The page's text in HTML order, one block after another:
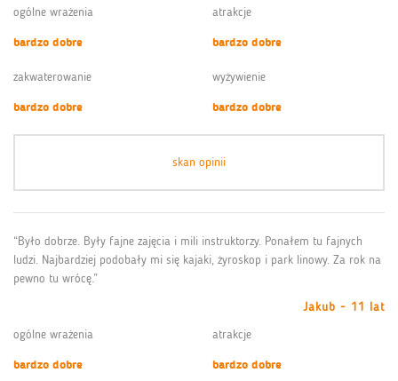
ogólne wrażenia
bardzo dobre
atrakcje
bardzo dobre
zakwaterowanie
bardzo dobre
wyżywienie
bardzo dobre
skan opinii
“Było dobrze. Były fajne zajęcia i mili instruktorzy. Ponałem tu fajnych
ludzi. Najbardziej podobały mi się kajaki, żyroskop i park linowy. Za rok na
pewno tu wrócę.”
Jakub - 11 lat
ogólne wrażenia
bardzo dobre
atrakcje
bardzo dobre